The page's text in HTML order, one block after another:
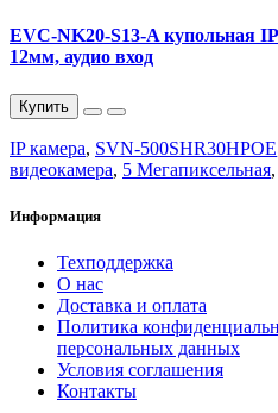
EVC-NK20-S13-A купольная
12мм, аудио вход
Купить
IP камера, SVN-500SHR30HPOE
видеокамера, 5 Мегапиксельная,
Информация
Техподдержка
О нас
Доставка и оплата
Политика
персональных данных
Условия соглашения
Контакты